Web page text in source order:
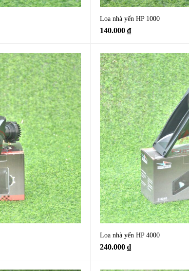
Loa nhà yến HP 1000
140.000₫
Loa nhà yến HP 4000
240.000₫